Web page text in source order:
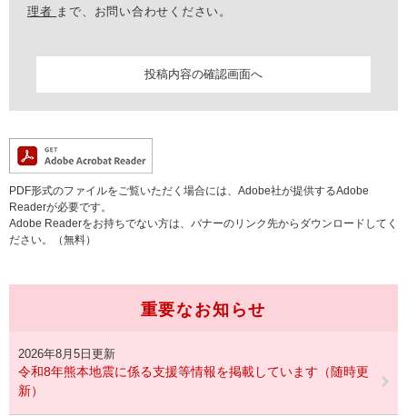
理者 まで、お問い合わせください。
PDF形式のファイルをご覧いただく場合には、Adobe社が提供するAdobe
Readerが必要です。
Adobe Readerをお持ちでない方は、バナーのリンク先からダウンロードしてく
ださい。（無料）
重要なお知らせ
2026年8月5日更新
令和8年熊本地震に係る支援等情報を掲載しています（随時更
新）